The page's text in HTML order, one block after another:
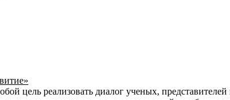
цель реализовать диалог ученых,